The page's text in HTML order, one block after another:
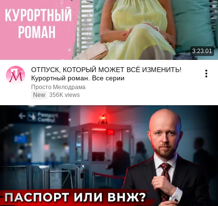
3:23:01
ОТПУСК, КОТОРЫЙ МОЖЕТ ВСЁ ИЗМЕНИТЬ!
Курортный роман. Все серии
Просто Мелодрама
New 356K views